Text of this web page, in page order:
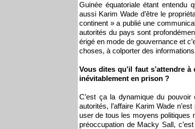
Guinée équatoriale étant entendu
aussi Karim Wade d’être le
continent » a publié une
autorités du pays sont
érigé en mode de gouvernance et
choses, à colporter des
Vous dites qu’il faut s’attendre
inévitablement en prison ?
C’est ça la dynamique du
autorités, l’affaire Karim Wade
user de tous les moyens politiques
préoccupation de Macky Sall,